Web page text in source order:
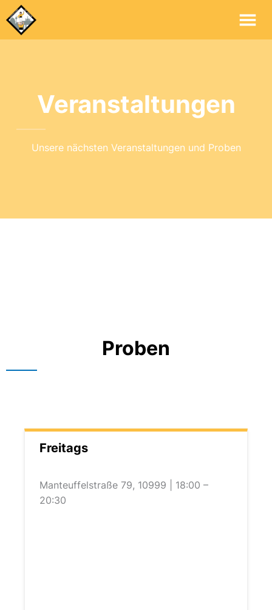
Veranstaltungen
Unsere nächsten Veranstaltungen und Proben
Proben
Freitags
Manteuffelstraße 79, 10999 | 18:00 –
20:30